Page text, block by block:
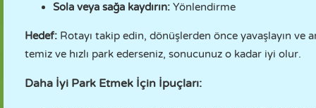
Sola veya sağa kaydırın: Yönlendirme
Hedef: Rotayı takip edin, dönüşlerden önce yavaşlayın ve
temiz ve hızlı park ederseniz, sonucunuz o kadar iyi olur.
Daha İyi Park Etmek İçin İpuçları: